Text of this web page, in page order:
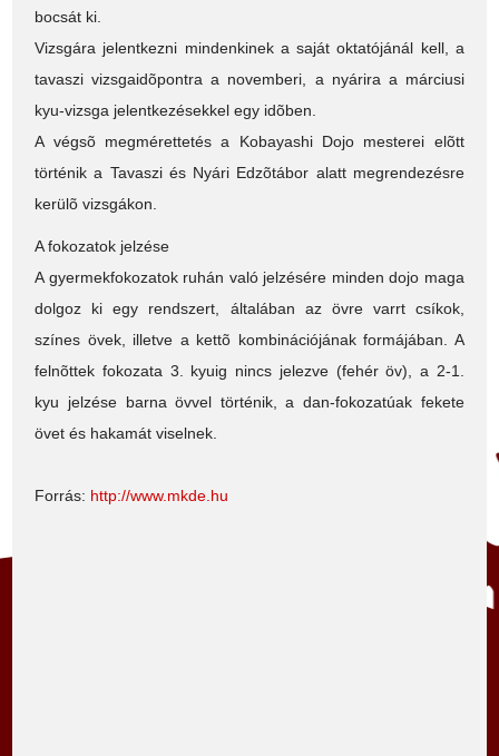
bocsát ki.
Vizsgára jelentkezni mindenkinek a saját oktatójánál kell, a
tavaszi vizsgaidõpontra a novemberi, a nyárira a márciusi
kyu-vizsga jelentkezésekkel egy idõben.
A végsõ megmérettetés a Kobayashi Dojo mesterei elõtt
történik a Tavaszi és Nyári Edzõtábor alatt megrendezésre
kerülõ vizsgákon.
A fokozatok jelzése
A gyermekfokozatok ruhán való jelzésére minden dojo maga
dolgoz ki egy rendszert, általában az övre varrt csíkok,
színes övek, illetve a kettõ kombinációjának formájában. A
felnõttek fokozata 3. kyuig nincs jelezve (fehér öv), a 2-1.
kyu jelzése barna övvel történik, a dan-fokozatúak fekete
övet és hakamát viselnek.
Forrás: http://www.mkde.hu